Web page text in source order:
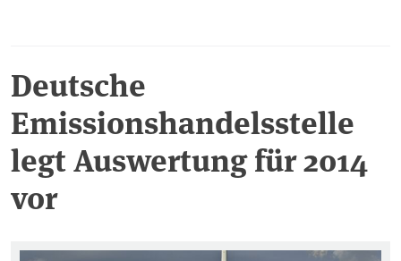
Deutsche
Emissionshandelsstelle
legt Auswertung für 2014
vor